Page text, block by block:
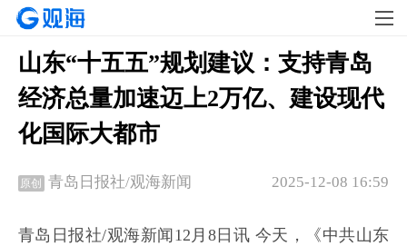
山东“十五五”规划建议：支持青岛
经济总量加速迈上2万亿、建设现代
化国际大都市
原创 2025-12-08 16:59
青岛日报社/观海新闻
青岛日报社/观海新闻12月8日讯 今天，《中共山东